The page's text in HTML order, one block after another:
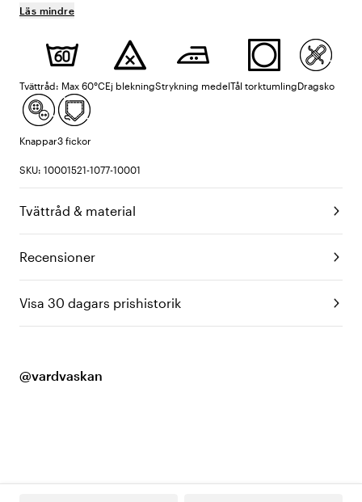
Läs mindre
Tvättråd: Max 60°CEj blekningStrykning medelTål torktumlingDragsko
Knappar3 fickor
SKU: 10001521-1077-10001
Tvättråd & material
Recensioner
Visa 30 dagars prishistorik
@vardvaskan